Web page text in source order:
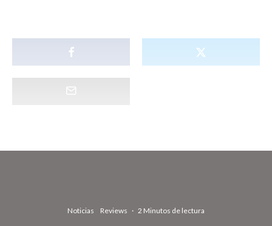
Noticias Reviews · 2 Minutos de lectura